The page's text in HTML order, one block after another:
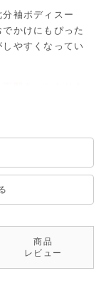
袖ボディスー
かけにもぴった
やすくなってい
商品
レビュー